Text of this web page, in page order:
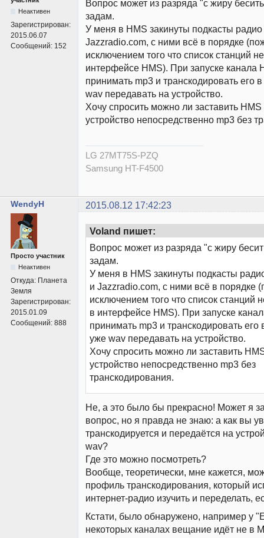
Неактивен
Зарегистрирован:
2015.06.07
Сообщений: 152
Вопрос может из разряда "с жиру
задам.
У меня в HMS закинуты подкасты
Jazzradio.com, с ними всё в порядке
исключением того что список станций
интерфейсе HMS). При запуске канала
принимать mp3 и транскодировать его
wav передавать на устройство.
Хочу спросить можно ли заставить HMS
устройство непосредственно mp3 без
LG 27MT75S-PZQ
Samsung HT-F4500
WendyH 2015.08.12 17:42:23
Просто участник
Неактивен
Откуда: Планета
Земля
Зарегистрирован:
2015.01.09
Сообщений: 888
Voland пишет:
Вопрос может из разряда "с жиру
задам.
У меня в HMS закинуты подкасты
и Jazzradio.com, с ними всё в порядке
исключением того что список станций
в интерфейсе HMS). При запуске
принимать mp3 и транскодировать его
уже wav передавать на устройство.
Хочу спросить можно ли заставить
устройство непосредственно mp3 без
транскодирования.
Не, а это было бы прекрасно! Может я
вопрос, но я правда не знаю: а как вы
транскодируется и передаётся на
wav?
Где это можно посмотреть?
Вообще, теоретически, мне кажется,
профиль транскодирования, который
интернет-радио изучить и переделать,
Кстати, было обнаружено, например у
некоторых каналах вещание идёт не в